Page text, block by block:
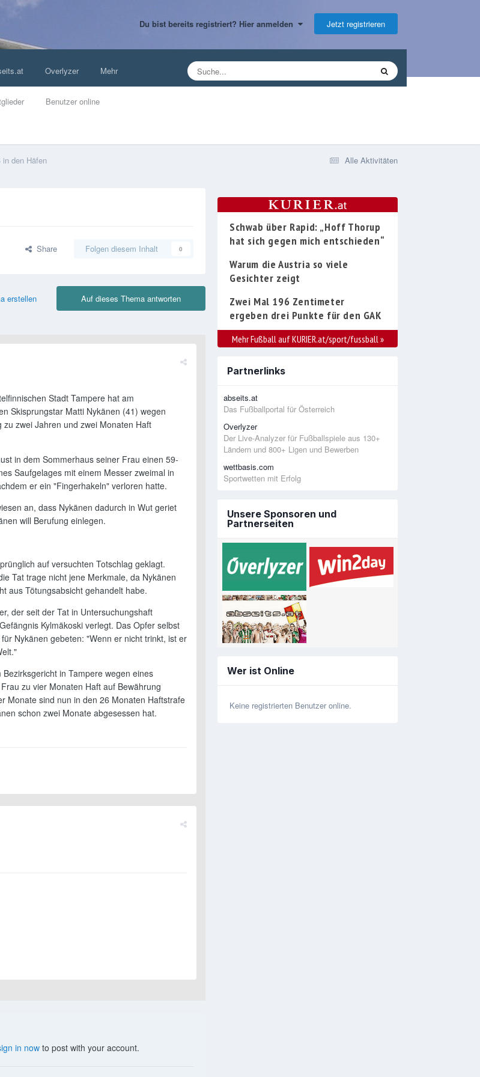
Du bist bereits registriert? Hier anmelden Jetzt registrieren
Benutzer online
Overlyzer Mehr
Alle Aktivitäten
den Häfen
Share Folgen diesem Inhalt 0
Auf dieses Thema antworten
erstellen
Stadt Tampere hat am
Skisprungstar Matti Nykänen (41) wegen
zwei Jahren und zwei Monaten Haft
in dem Sommerhaus seiner Frau einen 59-
Saufgelages mit einem Messer zweimal in
er ein "Fingerhakeln" verloren hatte.
an, dass Nykänen dadurch in Wut geriet
will Berufung einlegen.
auf versuchten Totschlag geklagt.
Tat trage nicht jene Merkmale, da Nykänen
aus Tötungsabsicht gehandelt habe.
der seit der Tat in Untersuchungshaft
Kylmäkoski verlegt. Das Opfer selbst
Nykänen gebeten: "Wenn er nicht trinkt, ist er
in Tampere wegen eines
zu vier Monaten Haft auf Bewährung
Monate sind nun in den 26 Monaten Haftstrafe
schon zwei Monate abgesessen hat.
in nowto post with your account.
Schwab über Rapid: „Hoff Thorup
hat sich gegen mich entschieden“
Warum die Austria so viele
Gesichter zeigt
Zwei Mal 196 Zentimeter
ergeben drei Punkte für den GAK
Mehr Fußball auf KURIER.at/sport/fussball »
Partnerlinks
abseits.at
Das Fußballportal für Österreich
Overlyzer
Der Live-Analyzer für Fußballspiele aus 130+
Ländern und 800+ Ligen und Bewerben
wettbasis.com
Sportwetten mit Erfolg
Unsere Sponsoren und
Partnerseiten
Wer ist Online
Keine registrierten Benutzer online.